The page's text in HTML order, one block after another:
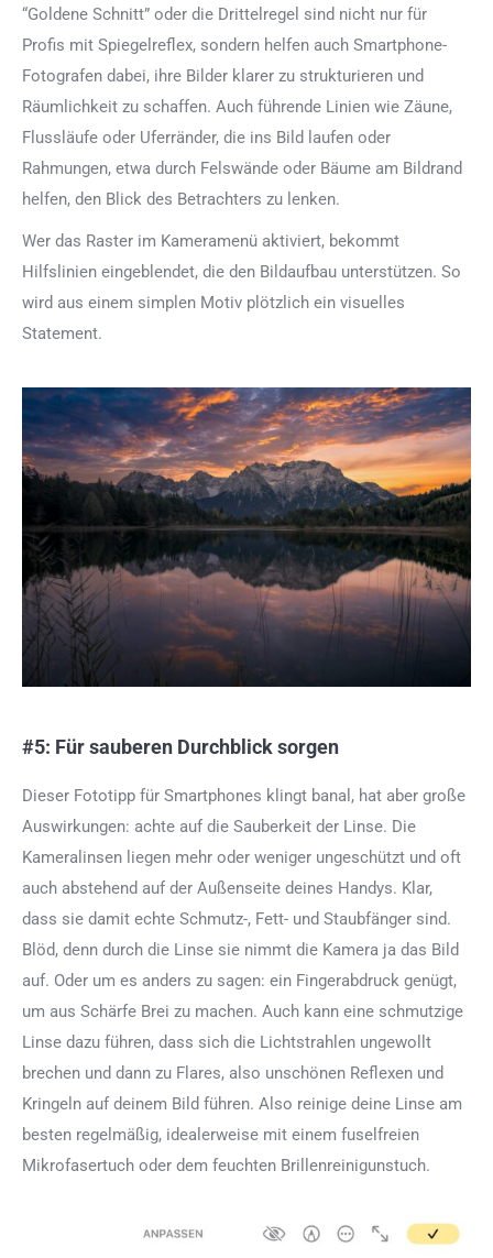
“Goldene Schnitt” oder die Drittelregel sind nicht nur für
Profis mit Spiegelreflex, sondern helfen auch Smartphone-
Fotografen dabei, ihre Bilder klarer zu strukturieren und
Räumlichkeit zu schaffen. Auch führende Linien wie Zäune,
Flussläufe oder Uferränder, die ins Bild laufen oder
Rahmungen, etwa durch Felswände oder Bäume am Bildrand
helfen, den Blick des Betrachters zu lenken.
Wer das Raster im Kameramenü aktiviert, bekommt
Hilfslinien eingeblendet, die den Bildaufbau unterstützen. So
wird aus einem simplen Motiv plötzlich ein visuelles
Statement.
#5: Für sauberen Durchblick sorgen
Dieser Fototipp für Smartphones klingt banal, hat aber große
Auswirkungen: achte auf die Sauberkeit der Linse. Die
Kameralinsen liegen mehr oder weniger ungeschützt und oft
auch abstehend auf der Außenseite deines Handys. Klar,
dass sie damit echte Schmutz-, Fett- und Staubfänger sind.
Blöd, denn durch die Linse sie nimmt die Kamera ja das Bild
auf. Oder um es anders zu sagen: ein Fingerabdruck genügt,
um aus Schärfe Brei zu machen. Auch kann eine schmutzige
Linse dazu führen, dass sich die Lichtstrahlen ungewollt
brechen und dann zu Flares, also unschönen Reflexen und
Kringeln auf deinem Bild führen. Also reinige deine Linse am
besten regelmäßig, idealerweise mit einem fuselfreien
Mikrofasertuch oder dem feuchten Brillenreinigunstuch.